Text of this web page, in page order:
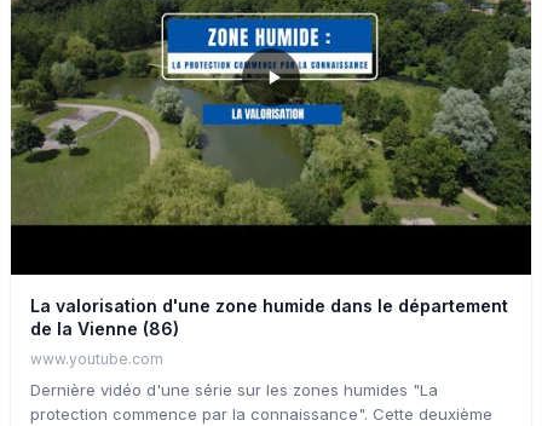
La valorisation d'une zone humide dans le département
de la Vienne (86)
www.youtube.com
Dernière vidéo d'une série sur les zones humides "La
protection commence par la connaissance". Cette deuxième